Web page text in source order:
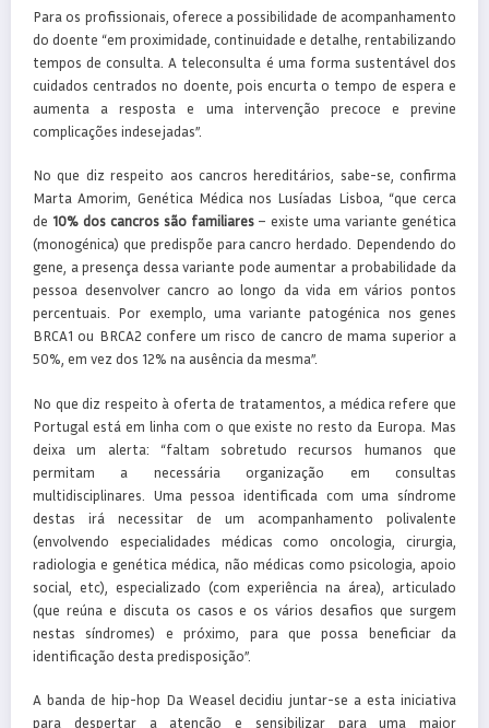
Para os profissionais, oferece a possibilidade de acompanhamento
do doente “em proximidade, continuidade e detalhe, rentabilizando
tempos de consulta. A teleconsulta é uma forma sustentável dos
cuidados centrados no doente, pois encurta o tempo de espera e
aumenta a resposta e uma intervenção precoce e previne
complicações indesejadas”.
No que diz respeito aos cancros hereditários, sabe-se, confirma
Marta Amorim, Genética Médica nos Lusíadas Lisboa, “que cerca
de 10% dos cancros são familiares– existe uma variante genética
(monogénica) que predispõe para cancro herdado. Dependendo do
gene, a presença dessa variante pode aumentar a probabilidade da
pessoa desenvolver cancro ao longo da vida em vários pontos
percentuais. Por exemplo, uma variante patogénica nos genes
BRCA1 ou BRCA2 confere um risco de cancro de mama superior a
50%, em vez dos 12% na ausência da mesma”.
No que diz respeito à oferta de tratamentos, a médica refere que
Portugal está em linha com o que existe no resto da Europa. Mas
deixa um alerta: “faltam sobretudo recursos humanos que
permitam a necessária organização em consultas
multidisciplinares. Uma pessoa identificada com uma síndrome
destas irá necessitar de um acompanhamento polivalente
(envolvendo especialidades médicas como oncologia, cirurgia,
radiologia e genética médica, não médicas como psicologia, apoio
social, etc), especializado (com experiência na área), articulado
(que reúna e discuta os casos e os vários desafios que surgem
nestas síndromes) e próximo, para que possa beneficiar da
identificação desta predisposição”.
A banda de hip-hop Da Weasel decidiu juntar-se a esta iniciativa
para despertar a atenção e sensibilizar para uma maior